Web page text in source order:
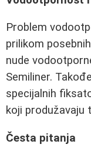
Problem
prilikom
nude
Semiliner.
specijalnih
koji produžavaju
Česta pitanja